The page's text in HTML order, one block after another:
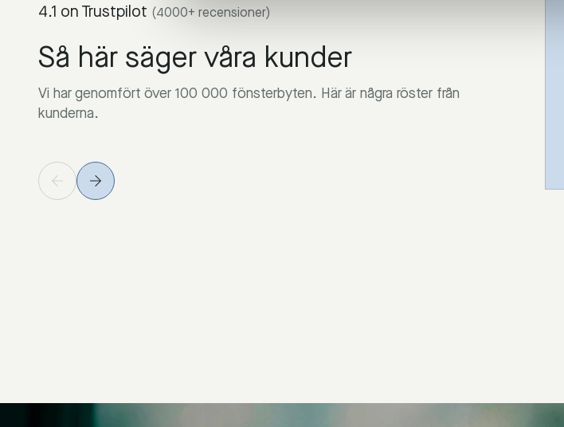
4.1 on Trustpilot (4000+ recensioner)
Så här säger våra kunder
Vi har genomfört över 100 000 fönsterbyten. Här är några röster från
kunderna.